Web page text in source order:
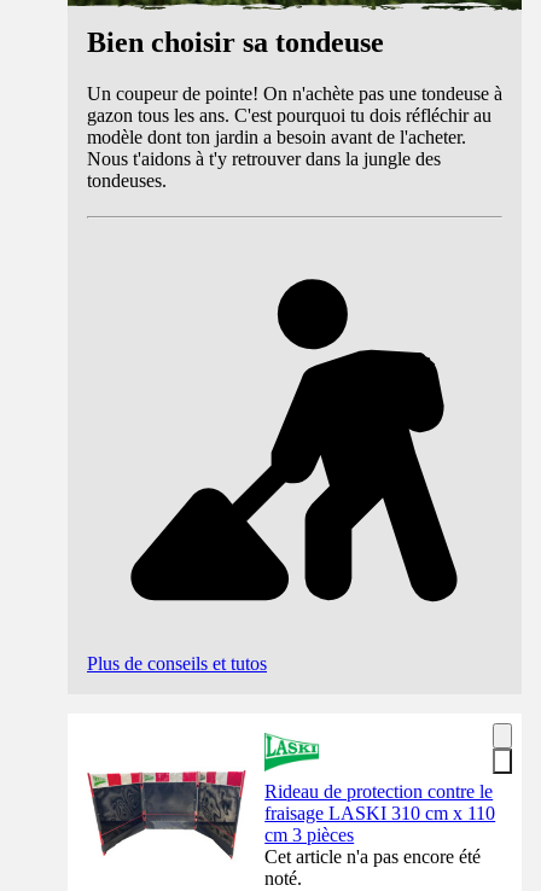
Bien choisir sa tondeuse
Un coupeur de pointe! On n'achète pas une tondeuse à
gazon tous les ans. C'est pourquoi tu dois réfléchir au
modèle dont ton jardin a besoin avant de l'acheter.
Nous t'aidons à t'y retrouver dans la jungle des
tondeuses.
Plus de conseils et tutos
Rideau de protection contre le
fraisage LASKI 310 cm x 110
cm 3 pièces
Cet article n'a pas encore été
noté.